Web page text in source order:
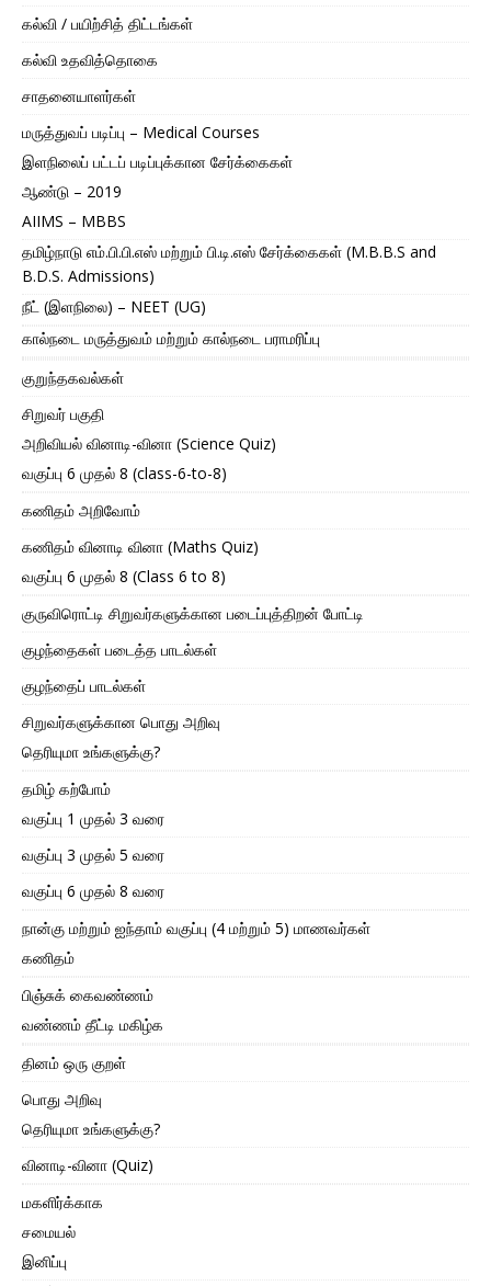
கல்வி / பயிற்சித் திட்டங்கள்
கல்வி உதவித்தொகை
சாதனையாளர்கள்
மருத்துவப் படிப்பு – Medical Courses
இளநிலைப் பட்டப் படிப்புக்கான சேர்க்கைகள்
ஆண்டு – 2019
AIIMS – MBBS
தமிழ்நாடு எம்.பி.பி.எஸ் மற்றும் பி.டி.எஸ் சேர்க்கைகள் (M.B.B.S and
B.D.S. Admissions)
நீட் (இளநிலை) – NEET (UG)
கால்நடை மருத்துவம் மற்றும் கால்நடை பராமரிப்பு
குறுந்தகவல்கள்
சிறுவர் பகுதி
அறிவியல் வினாடி-வினா (Science Quiz)
வகுப்பு 6 முதல் 8 (class-6-to-8)
கணிதம் அறிவோம்
கணிதம் வினாடி வினா (Maths Quiz)
வகுப்பு 6 முதல் 8 (Class 6 to 8)
குருவிரொட்டி சிறுவர்களுக்கான படைப்புத்திறன் போட்டி
குழந்தைகள் படைத்த பாடல்கள்
குழந்தைப் பாடல்கள்
சிறுவர்களுக்கான பொது அறிவு
தெரியுமா உங்களுக்கு?
தமிழ் கற்போம்
வகுப்பு 1 முதல் 3 வரை
வகுப்பு 3 முதல் 5 வரை
வகுப்பு 6 முதல் 8 வரை
நான்கு மற்றும் ஐந்தாம் வகுப்பு (4 மற்றும் 5) மாணவர்கள்
கணிதம்
பிஞ்சுக் கைவண்ணம்
வண்ணம் தீட்டி மகிழ்க
தினம் ஒரு குறள்
பொது அறிவு
தெரியுமா உங்களுக்கு?
வினாடி-வினா (Quiz)
மகளிர்க்காக
சமையல்
இனிப்பு